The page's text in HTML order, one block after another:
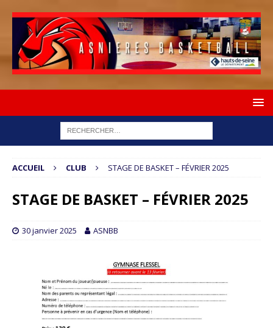
ACCUEIL CLUB STAGE DE BASKET – FÉVRIER 2025
STAGE DE BASKET – FÉVRIER 2025
30 janvier 2025 ASNBB